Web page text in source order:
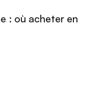
: où acheter en